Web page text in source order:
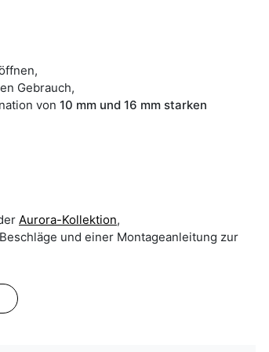
Gebrauch,
von 10 mm und 16 mm starken
Aurora-Kollektion,
und einer Montageanleitung zur